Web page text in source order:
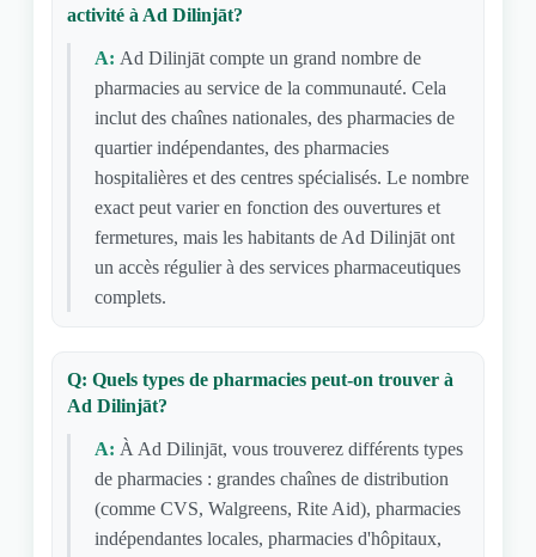
activité à Ad Dilinjāt?
A: Ad Dilinjāt compte un grand nombre de
pharmacies au service de la communauté. Cela
inclut des chaînes nationales, des pharmacies de
quartier indépendantes, des pharmacies
hospitalières et des centres spécialisés. Le nombre
exact peut varier en fonction des ouvertures et
fermetures, mais les habitants de Ad Dilinjāt ont
un accès régulier à des services pharmaceutiques
complets.
Q: Quels types de pharmacies peut-on trouver à
Ad Dilinjāt?
A: À Ad Dilinjāt, vous trouverez différents types
de pharmacies : grandes chaînes de distribution
(comme CVS, Walgreens, Rite Aid), pharmacies
indépendantes locales, pharmacies d'hôpitaux,